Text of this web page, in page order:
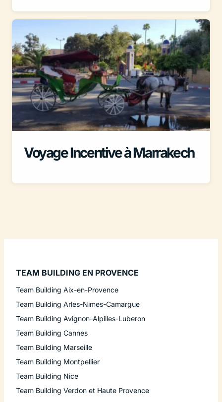
Voyage Incentive à Marrakech
TEAM BUILDING EN PROVENCE
Team Building Aix-en-Provence
Team Building Arles-Nimes-Camargue
Team Building Avignon-Alpilles-Luberon
Team Building Cannes
Team Building Marseille
Team Building Montpellier
Team Building Nice
Team Building Verdon et Haute Provence